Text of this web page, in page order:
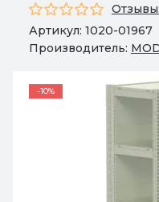
Отзывы:
Артикул: 1020-01967
Производитель:
-10%